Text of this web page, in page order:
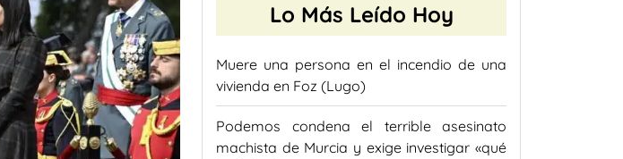
Lo Más Leído Hoy
Muere una persona en el incendio de una
vivienda en Foz (Lugo)
Podemos condena el terrible asesinato
machista de Murcia y exige investigar «qué